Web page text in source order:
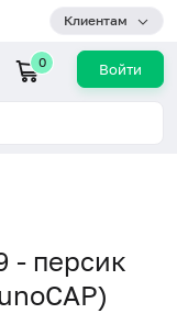
Клиентам
0 Войти
- персик